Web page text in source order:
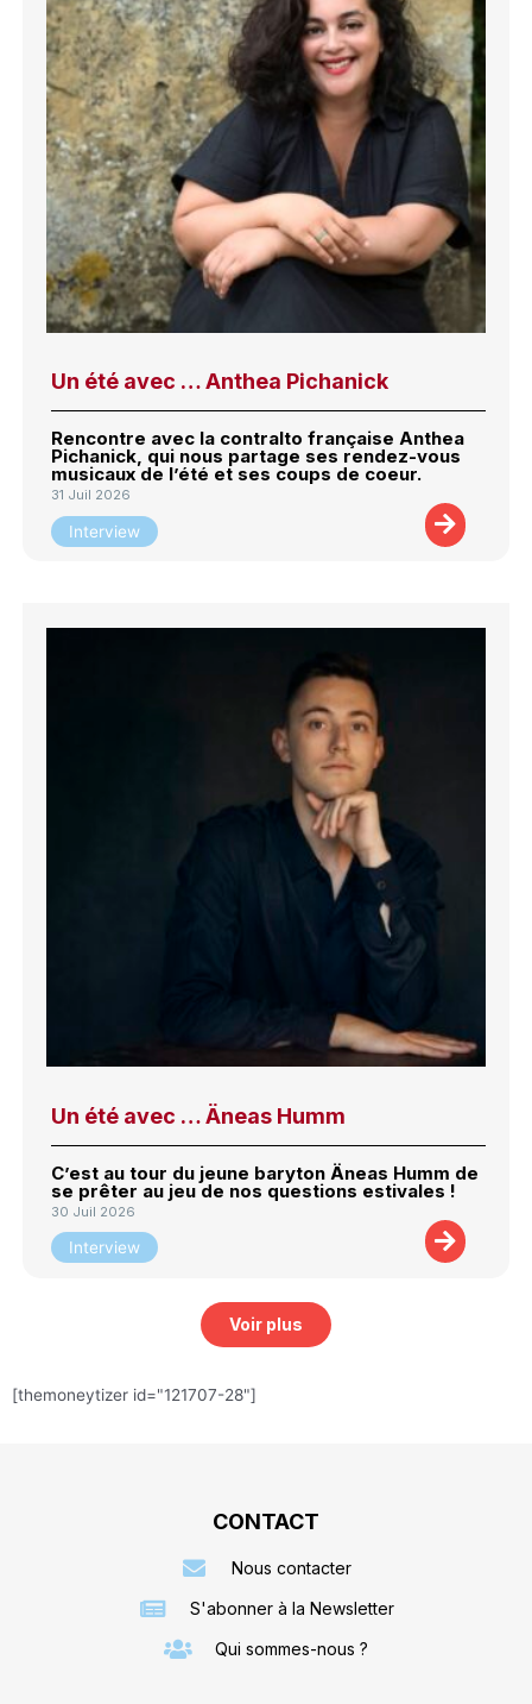
Un été avec … Anthea Pichanick
Rencontre avec la contralto française Anthea
Pichanick, qui nous partage ses rendez-vous
musicaux de l’été et ses coups de coeur.
31 Juil 2026
Interview
Un été avec … Äneas Humm
C’est au tour du jeune baryton Äneas Humm de
se prêter au jeu de nos questions estivales !
30 Juil 2026
Interview
Voir plus
[themoneytizer id="121707-28"]
CONTACT
Nous contacter
S'abonner à la Newsletter
Qui sommes-nous ?